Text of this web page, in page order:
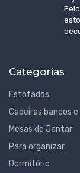
Categorias
Estofados
Cadeiras bancos
Mesas de Jantar
Para organizar
Dormitório